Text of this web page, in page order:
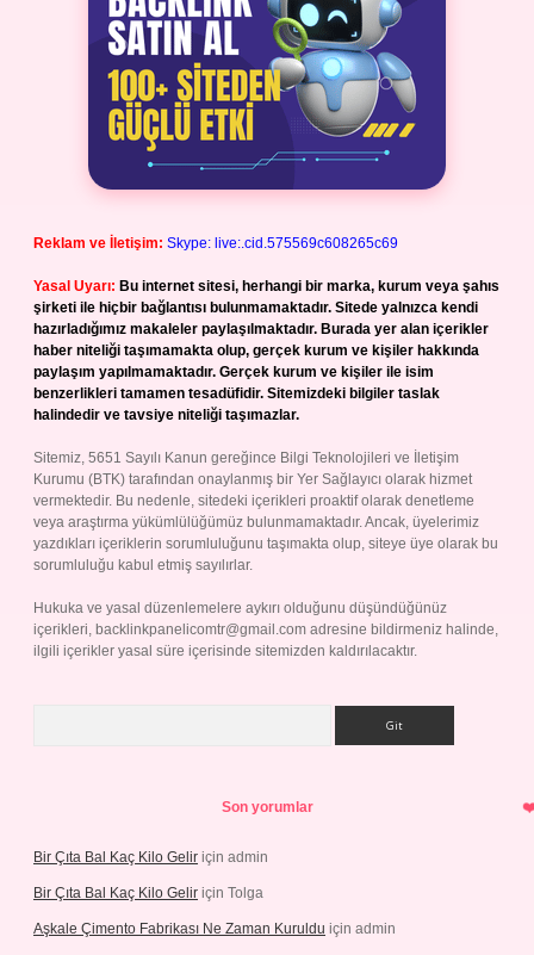
Reklam ve İletişim: Skype: live:.cid.575569c608265c69
Yasal Uyarı: Bu internet sitesi, herhangi bir marka, kurum veya şahıs
şirketi ile hiçbir bağlantısı bulunmamaktadır. Sitede yalnızca kendi
hazırladığımız makaleler paylaşılmaktadır. Burada yer alan içerikler
haber niteliği taşımamakta olup, gerçek kurum ve kişiler hakkında
paylaşım yapılmamaktadır. Gerçek kurum ve kişiler ile isim
benzerlikleri tamamen tesadüfidir. Sitemizdeki bilgiler taslak
halindedir ve tavsiye niteliği taşımazlar.
Sitemiz, 5651 Sayılı Kanun gereğince Bilgi Teknolojileri ve İletişim
Kurumu (BTK) tarafından onaylanmış bir Yer Sağlayıcı olarak hizmet
vermektedir. Bu nedenle, sitedeki içerikleri proaktif olarak denetleme
veya araştırma yükümlülüğümüz bulunmamaktadır. Ancak, üyelerimiz
yazdıkları içeriklerin sorumluluğunu taşımakta olup, siteye üye olarak bu
sorumluluğu kabul etmiş sayılırlar.
Hukuka ve yasal düzenlemelere aykırı olduğunu düşündüğünüz
içerikleri, backlinkpanelicomtr@gmail.com adresine bildirmeniz halinde,
ilgili içerikler yasal süre içerisinde sitemizden kaldırılacaktır.
Son yorumlar
Bir Çıta Bal Kaç Kilo Gelir için admin
Bir Çıta Bal Kaç Kilo Gelir için Tolga
Aşkale Çimento Fabrikası Ne Zaman Kuruldu için admin